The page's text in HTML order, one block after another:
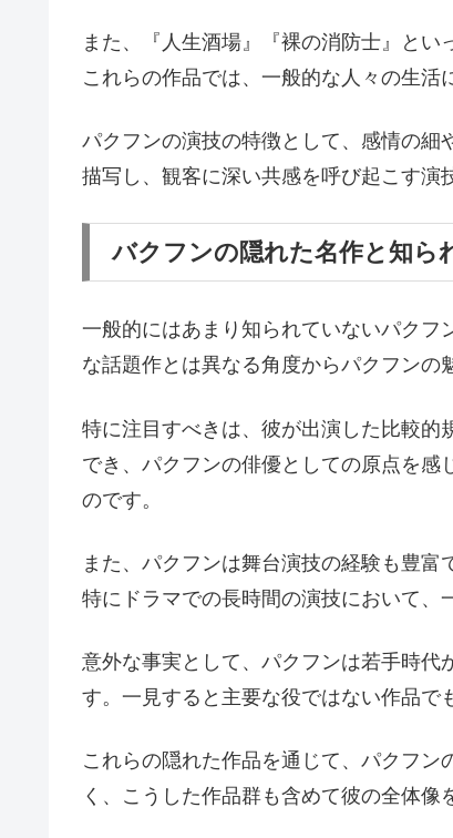
また、『人生酒場』『裸の消防士』とい
これらの作品では、一般的な人々の生活
パクフンの演技の特徴として、感情の細
描写し、観客に深い共感を呼び起こす演
バクフンの隠れた名作と知ら
一般的にはあまり知られていないパクフ
な話題作とは異なる角度からパクフンの
特に注目すべきは、彼が出演した比較
でき、パクフンの俳優としての原点を
のです。
また、パクフンは舞台演技の経験も豊
特にドラマでの長時間の演技において、
意外な事実として、パクフンは若手時代
す。一見すると主要な役ではない作品で
これらの隠れた作品を通じて、パクフ
く、こうした作品群も含めて彼の全体像